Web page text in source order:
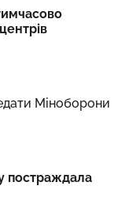
Міноборони
постраждала